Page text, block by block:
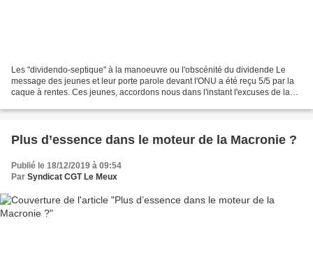
Les "dividendo-septique" à la manoeuvre ou l'obscénité du dividende Le
message des jeunes et leur porte parole devant l'ONU a été reçu 5/5 par la
caque à rentes. Ces jeunes, accordons nous dans l'instant l'excuses de la
Plus d’essence dans le moteur de la Macronie ?
Publié le 18/12/2019 à 09:54
Par Syndicat CGT Le Meux